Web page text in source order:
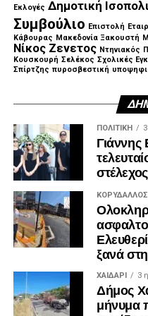
των φορολογουμένων»,
Στο επίκεντρο η
και του περιβάλλοντος
Κεντρική προτεραιότητα
αποτελεί η ενίσχυση της
απέναντι στις φυσικές
Εκλογές Δημοτική
Συμβούλιο Επιστολή
Κάβουρας Μακεδονία Ξακουστή
Νίκος Ζενετος Ντηνιακός
Κουσκουρή Σελέκος Σχολικές
Σπίρτζης πυροσβεστική
ΠΟΛΙΤΙΚΉ
Γιάννης
ΚΟΡΥΔΑΛΛΟΣ
ξανά
ΧΑΪΔΑΡΙ 3
Δήμος
μήνυμα